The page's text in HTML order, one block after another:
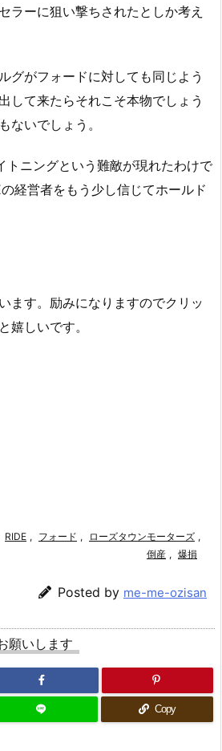
ラーに狙い撃ちされたとしか考え
グがフォードに対しても同じよう
して来たらそれこそ本物でしょう
ないでしょう。
トニングという難敵が現れたわけで
経営者をもう少し信じてホールド
ます。励みになりますのでクリッ
嬉しいです。
RIDE , フォード , ローズタウンモーターズ ,
倒産 , 爆損
Posted by me-me-ozisan
願いします
Copy